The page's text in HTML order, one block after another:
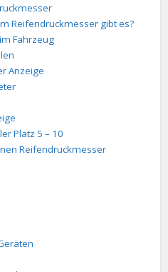
Reifendruckmesser gibt es?
Fahrzeug
Anzeige
Platz 5 – 10
Reifendruckmesser